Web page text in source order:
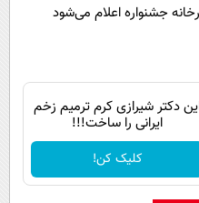
جشنواره اعلام می‌شود
دکتر شیرازی کرم ترمیم زخم
ایرانی را ساخت!!!
کلیک کن!